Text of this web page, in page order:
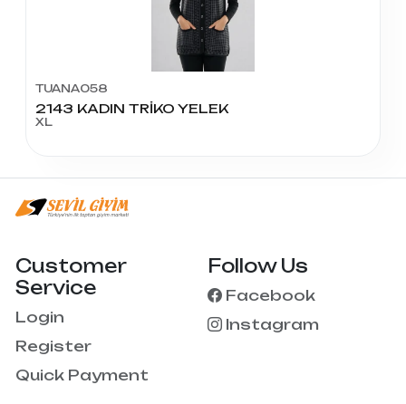
TUANA058
2143 KADIN TRİKO YELEK
XL
Customer
Service
Login
Register
Quick Payment
Follow Us
Facebook
Instagram